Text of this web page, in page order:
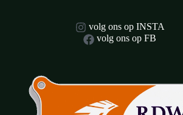
volg ons op INSTA
volg ons op FB